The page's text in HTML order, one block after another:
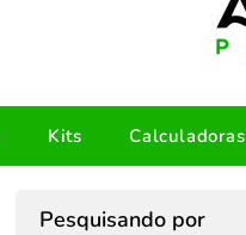
Kits Calculadoras
Pesquisando por